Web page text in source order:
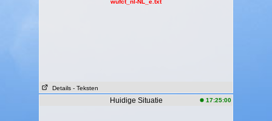
wufct_nl-NL_e.txt
Details - Teksten
Huidige Situatie 17:25:00